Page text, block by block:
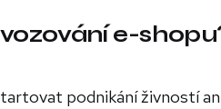
e-
podnikání živností